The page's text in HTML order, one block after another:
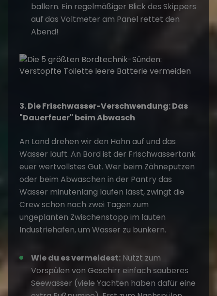
ballern. Ein regelmäßiger Blick des Skippers
auf das Voltmeter am Panel rettet den
Abend!
3. Die Frischwasser-Verschwendung: Das
"Dauerfeuer" beim Abwasch
An Land drehen wir den Hahn auf und das
Wasser läuft. An Bord ist der Frischwassertank
euer wertvollstes Gut. Wer beim Zähneputzen
oder beim Abwaschen in der Pantry das
Wasser minutenlang laufen lässt, zwingt die
Crew schon nach zwei Tagen zum
ungeplanten Zwischenstopp im lauten
Industriehafen, um Wasser zu bunkern.
Wie du es vermeidest: Nutzt zum
Vorspülen von Geschirr einfach sauberes
Seewasser (viele Yachten haben dafür eine